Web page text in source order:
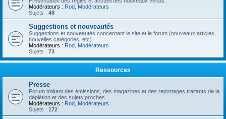
Modérateurs : Rod Modérateurs
Sujets : 48
Suggestions et nouveautés
Suggestions et nouveautés concernant le site et le forum (nouveaux articles,
nouvelles catégories, etc).
Modérateurs : Rod Modérateurs
Sujets : 73
Ressources
Presse
Forum traitant des émissions, des magazines et des reportages traitants de la
déplétion et des sujets proches.
Modérateurs : Rod Modérateurs
Sujets : 172